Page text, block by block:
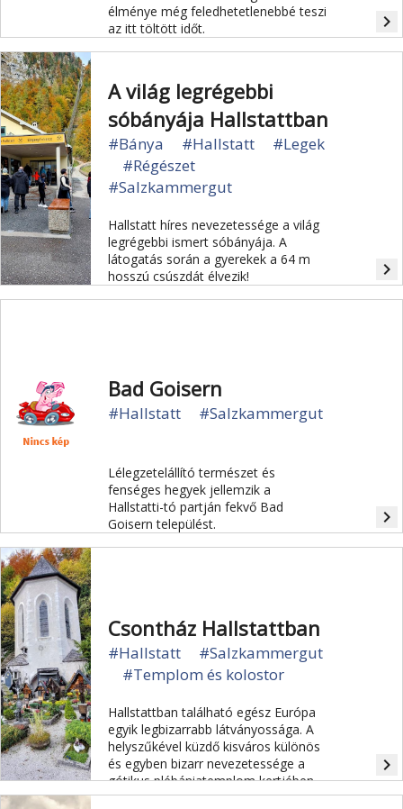
élménye még feledhetetlenebbé teszi
az itt töltött időt.
navigate_next
A világ legrégebbi
sóbányája Hallstattban
#Bánya #Hallstatt
#Legek
#Régészet
#Salzkammergut
Hallstatt híres nevezetessége a világ
legrégebbi ismert sóbányája. A
látogatás során a gyerekek a 64 m
hosszú csúszdát élvezik!
navigate_next
Bad Goisern
#Hallstatt #Salzkammergut
Lélegzetelállító természet és
fenséges hegyek jellemzik a
Hallstatti-tó partján fekvő Bad
Goisern települést.
navigate_next
Csontház Hallstattban
#Hallstatt
#Salzkammergut
#Templom és kolostor
Hallstattban található egész Európa
egyik legbizarrabb látványossága. A
helyszűkével küzdő kisváros különös
és egyben bizarr nevezetessége a
gótikus plébániatemplom kertjében
található teraszos temető.
navigate_next